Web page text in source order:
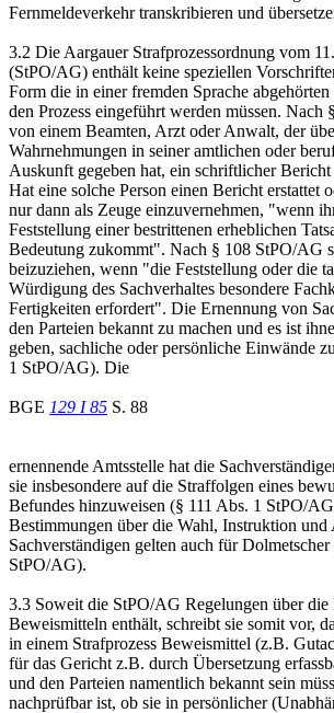
Fernmeldeverkehr transkribieren und
3.2 Die Aargauer Strafprozessordnung vom
(StPO/AG) enthält keine speziellen
Form die in einer fremden Sprache
den Prozess eingeführt werden müssen. Nach
von einem Beamten, Arzt oder Anwalt, der
Wahrnehmungen in seiner amtlichen oder
Auskunft gegeben hat, ein schriftlicher
Hat eine solche Person einen Bericht erstattet
nur dann als Zeuge einzuvernehmen, "wenn
Feststellung einer bestrittenen erheblichen
Bedeutung zukommt". Nach § 108 StPO/AG
beizuziehen, wenn "die Feststellung oder die
Würdigung des Sachverhaltes besondere
Fertigkeiten erfordert". Die Ernennung von
den Parteien bekannt zu machen und es ist
geben, sachliche oder persönliche Einwände
1 StPO/AG). Die
BGE 129 I 85 S. 88
ernennende Amtsstelle hat die
sie insbesondere auf die Straffolgen eines
Befundes hinzuweisen (§ 111 Abs. 1 StPO/
Bestimmungen über die Wahl, Instruktion und
Sachverständigen gelten auch für
StPO/AG).
3.3 Soweit die StPO/AG Regelungen über
Beweismitteln enthält, schreibt sie somit vor,
in einem Strafprozess Beweismittel (z.B.
für das Gericht z.B. durch Übersetzung
und den Parteien namentlich bekannt sein
nachprüfbar ist, ob sie in persönlicher